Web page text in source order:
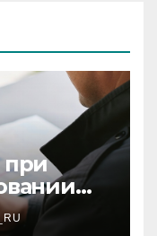
при